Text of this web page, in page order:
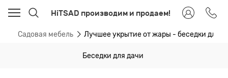
HiTSAD производим и продаем!
Садовая мебель Лучшее укрытие от жары - беседки для
Беседки для дачи